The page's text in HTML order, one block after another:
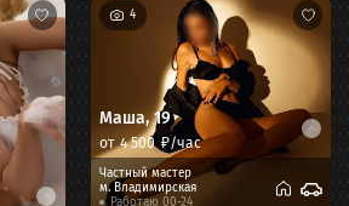
Маша,19
от4 500 ₽/час
Частный мастер
м. Владимирская
Работаю 00-24
4